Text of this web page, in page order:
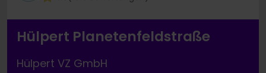
Hülpert Planetenfeldstraße
Hülpert VZ GmbH